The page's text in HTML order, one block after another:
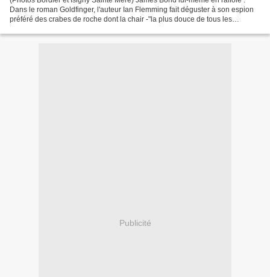
Dans le roman Goldfinger, l'auteur Ian Flemming fait déguster à son espion
préféré des crabes de roche dont la chair -"la plus douce de tous les
Publicité